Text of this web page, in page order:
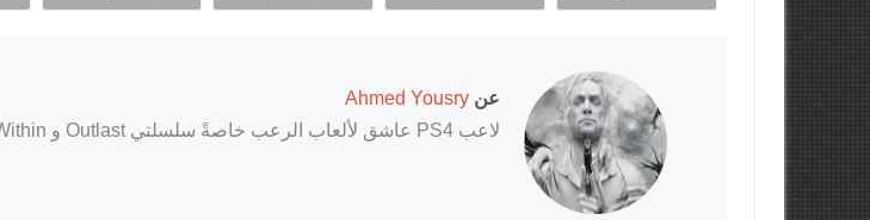
عن Ahmed Yousry
لاعب PS4 عاشق لألعاب الرعب خاصةً سلسلتي Outlast و The Evil Within